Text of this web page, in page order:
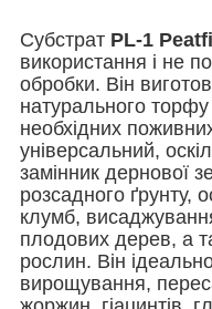
Субстрат PL-1
використання і не
обробки. Він
натурального
необхідних
універсальний,
замінник дернової
розсадного ґрунту,
клумб,
плодових дерев, а
рослин. Він
вирощування,